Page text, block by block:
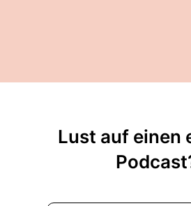
Lust auf einen